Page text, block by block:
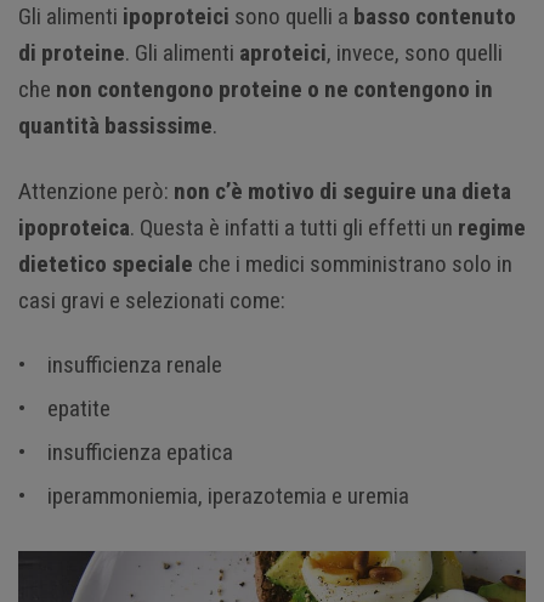
Gli alimenti ipoproteici sono quelli a basso contenuto
di proteine. Gli alimenti aproteici, invece, sono quelli
che non contengono proteine o ne contengono in
quantità bassissime.
Attenzione però: non c’è motivo di seguire una dieta
ipoproteica. Questa è infatti a tutti gli effetti un regime
dietetico speciale che i medici somministrano solo in
casi gravi e selezionati come:
insufficienza renale
epatite
insufficienza epatica
iperammoniemia, iperazotemia e uremia